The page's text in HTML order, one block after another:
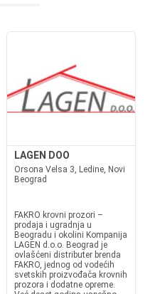
LAGEN DOO
Orsona Velsa 3, Ledine, Novi
Beograd
FAKRO krovni prozori –
prodaja i ugradnja u
Beogradu i okolini Kompanija
LAGEN d.o.o. Beograd je
ovlašćeni distributer brenda
FAKRO, jednog od vodećih
svetskih proizvođača krovnih
prozora i dodatne opreme.